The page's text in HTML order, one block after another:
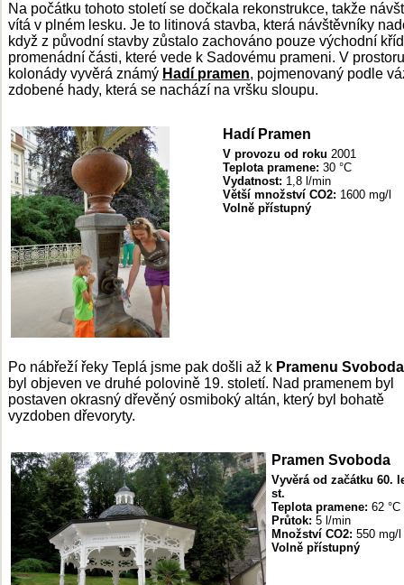
Na počátku tohoto století se dočkala rekonstrukce, takže
vítá v plném lesku. Je to litinová stavba, která návštěvníky
když z původní stavby zůstalo zachováno pouze východní
promenádní části, které vede k Sadovému prameni. V prostoru
kolonády vyvěrá známý Hadí pramen, pojmenovaný podle
zdobené hady, která se nachází na vršku sloupu.
Hadí Pramen
V provozu od roku 2001
Teplotapramene: 30 °C
Vydatnost: 1,8 l/min
Větší množství CO2: 1600 mg/l
Volně přístupný
Po nábřeží řeky Teplá jsme pak došli až k Pramenu Svoboda
byl objeven ve druhé polovině 19. století. Nad pramenem byl
postaven okrasný dřevěný osmiboký altán, který byl bohatě
vyzdoben dřevoryty.
Pramen Svoboda
Vyvěrá od začátku 60.
st.
Teplotapramene: 62 °C
Průtok: 5 l/min
Množství CO2: 550 mg/l
Volně přístupný